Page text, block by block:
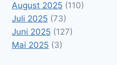
August 2025 (110)
Juli 2025 (73)
Juni 2025 (127)
Mai 2025 (3)